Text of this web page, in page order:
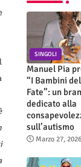
SINGOLI
Manuel Pia
“I Bambini
Fate”: un
dedicato alla
sull’autismo
Marzo 27, 2026